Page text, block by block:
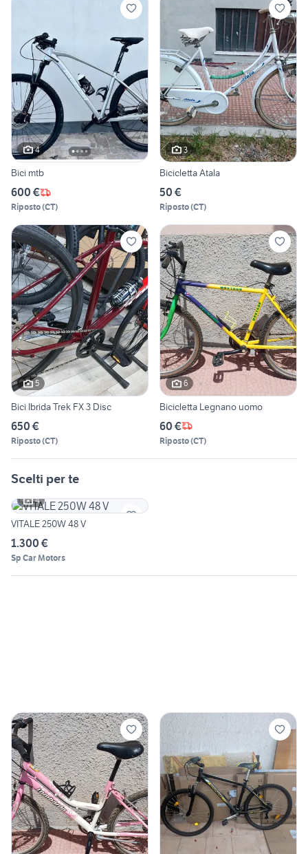
4
Bici mtb
600 €
Riposto(CT)
3
Bicicletta Atala
50 €
Riposto(CT)
5
Bici Ibrida Trek FX 3 Disc
650 €
Riposto(CT)
6
Bicicletta Legnano uomo
60 €
Riposto(CT)
Scelti per te
4
VITALE 250W 48 V
1.300 €
Sp Car Motors